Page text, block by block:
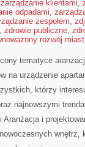
zarządzanie klientami,
odpadami,
zespołem,
, zdrowie publiczne,
rozwój miast
tematyce
na urządzenie
którzy
najnowszymi
i Aranżacja i
wnętrz,